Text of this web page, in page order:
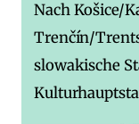
Nach Košice/
Trenčín/
slowakische